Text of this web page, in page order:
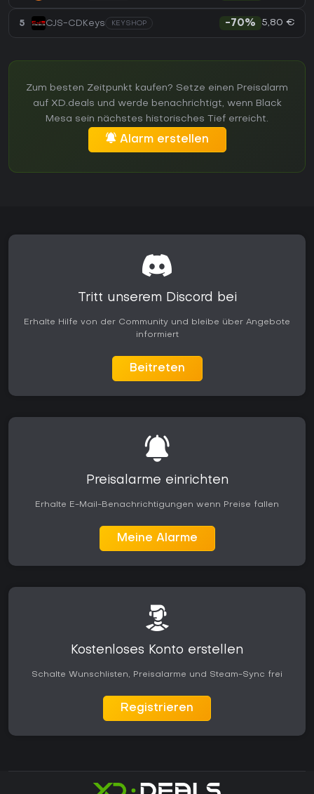
5 CJS-CDKeys KEYSHOP -70% 5,80 €
Zum besten Zeitpunkt kaufen? Setze einen Preisalarm
auf XD.deals und werde benachrichtigt, wenn Black
Mesa sein nächstes historisches Tief erreicht.
Alarm erstellen
Tritt unserem Discord bei
Erhalte Hilfe von der Community und bleibe über Angebote
informiert
Beitreten
Preisalarme einrichten
Erhalte E-Mail-Benachrichtigungen wenn Preise fallen
Meine Alarme
Kostenloses Konto erstellen
Schalte Wunschlisten, Preisalarme und Steam-Sync frei
Registrieren